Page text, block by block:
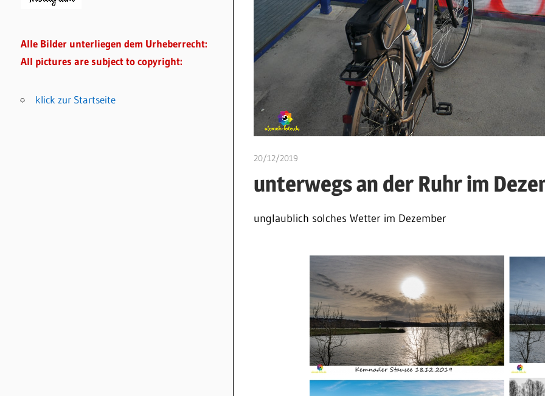
20/12/2019
unterwegs an der Ruhr im
unglaublich solches Wetter im Dezember
Alle Bilder unterliegen dem Urheberrecht:
All pictures are subject to copyright:
klick zur Startseite